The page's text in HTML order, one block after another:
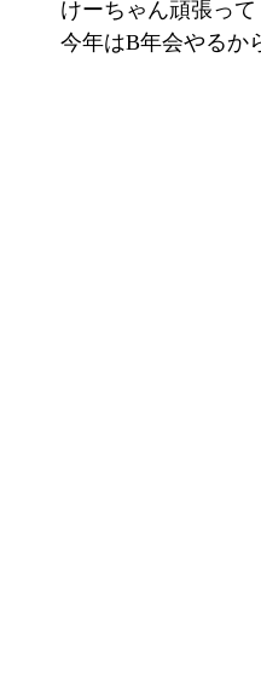
けーちゃん頑張って
今年はB年会やるか